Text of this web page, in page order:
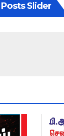
Posts Slider